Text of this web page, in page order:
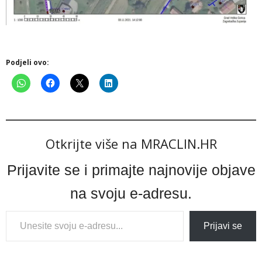
Podjeli ovo:
Otkrijte više na MRACLIN.HR
Prijavite se i primajte najnovije objave
na svoju e-adresu.
Type
your
Prijavi se